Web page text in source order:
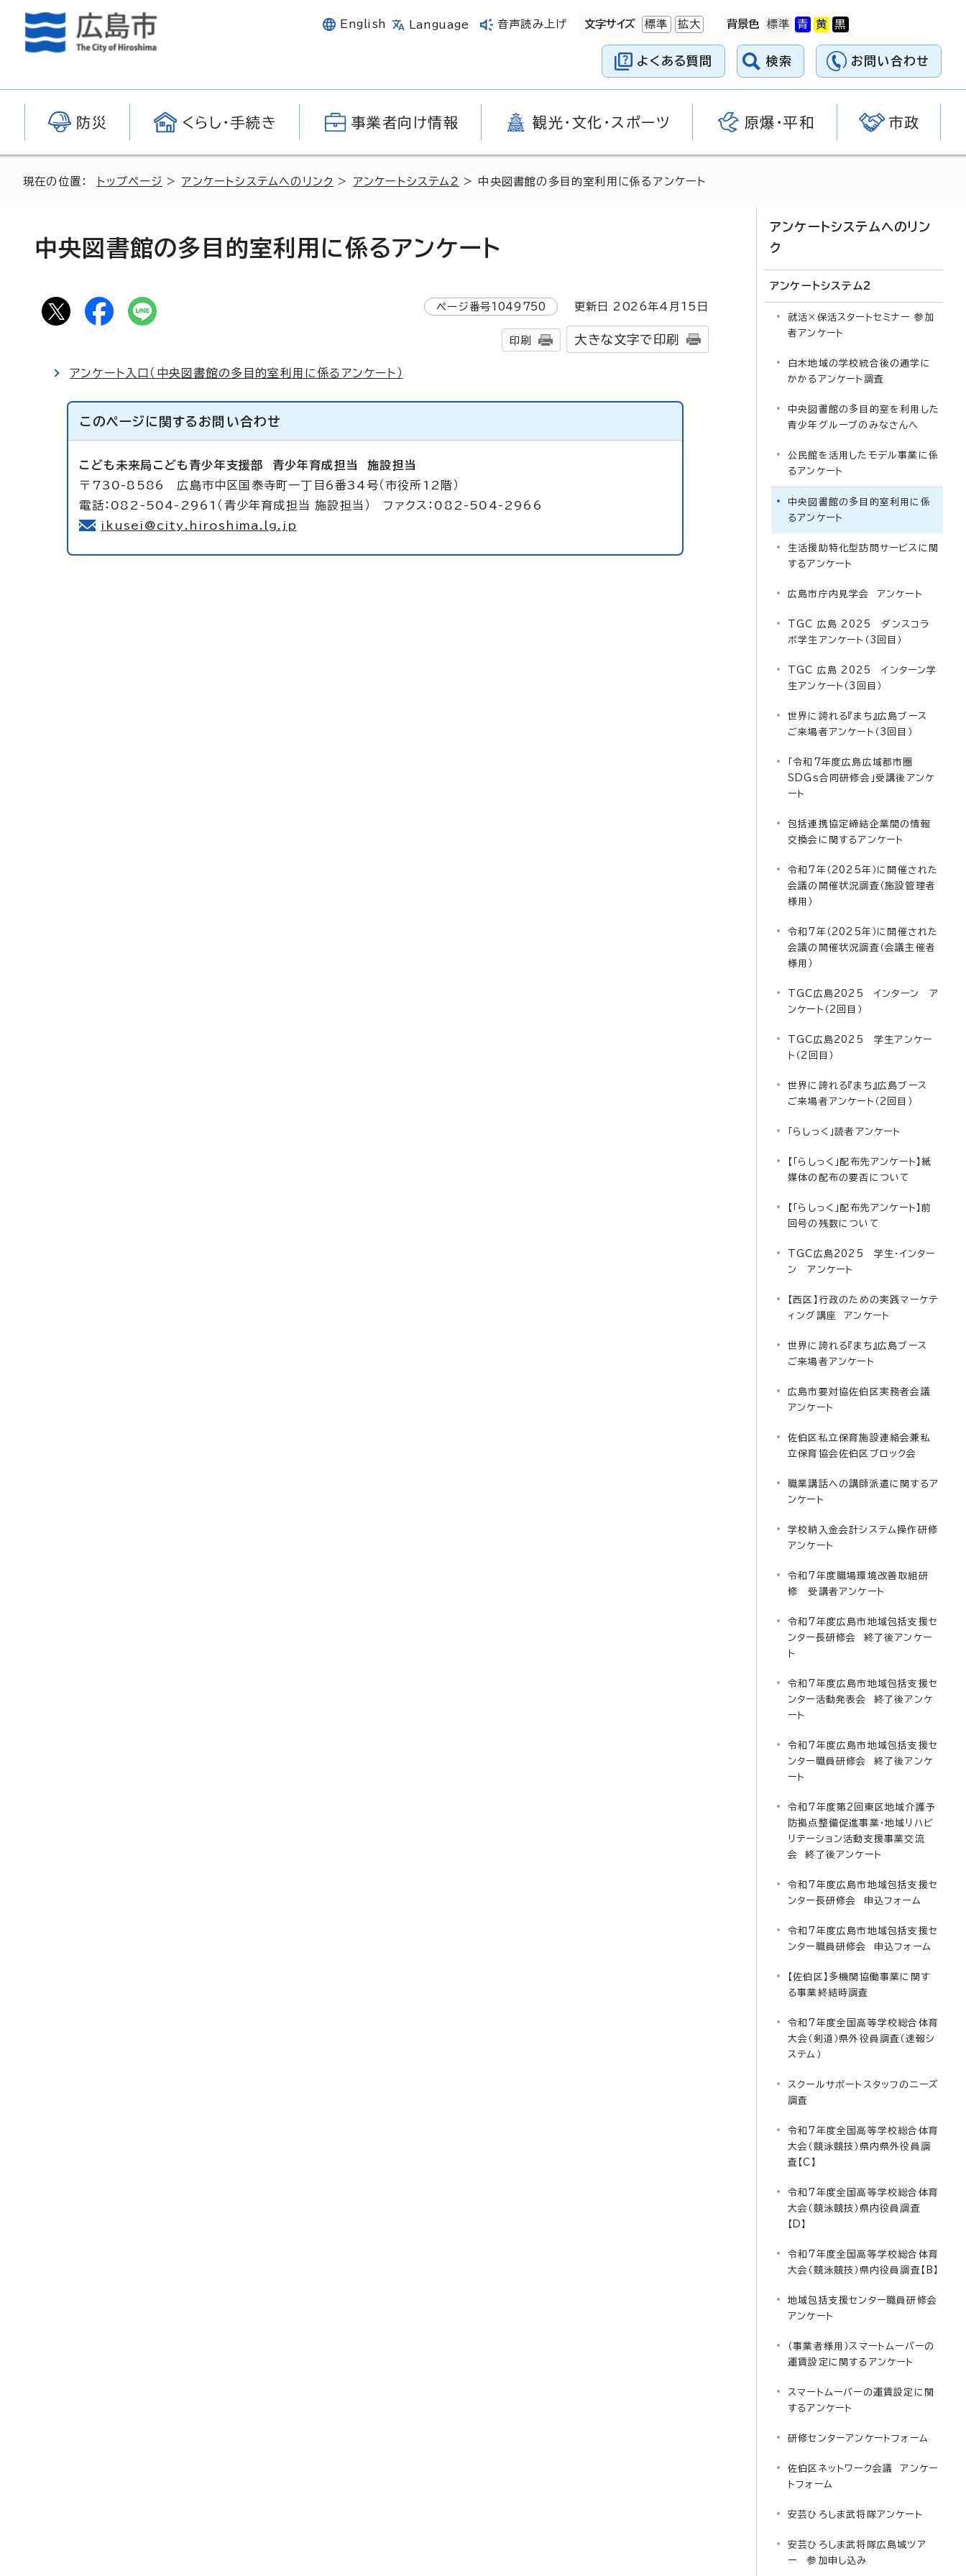
English Language 音声読み上げ 文字サイズ 標準 拡大 背景色
よくある質問 検索 お問い合わせ
防災 くらし・手続き 事業者向け情報 観光・文化・スポーツ 原爆・平和 市政
現在の位置： トップページ > アンケートシステムへのリンク > アンケートシステム2 > 中央図書館の多目的室利用に係るアンケート
中央図書館の多目的室利用に係るアンケート
ページ番号1049750 更新日 2026年4月 15 日
印刷 大きな文字で印刷
アンケート入口（中央図書館の多目的室利用に係るアンケート）
このページに関する お問い合わせ
こども未来局こども青少年支援部 青少年育成担当 施設担当
〒730-8586 広島市中区国泰寺町一丁目6番34号（市役所12階）
電話：082-504-2961（青少年育成担当 施設担当） ファクス：082-504-2966
ikusei@city.hiroshima.lg.jp
アンケートシステムへのリン
ク
アンケートシステム2
就活×保活スタートセミナー 参加
者アンケート
白木地域の学校統合後の通学に
かかるアンケート調査
中央図書館の多目的室を利用した
青少年グループのみなさんへ
公民館を活用したモデル事業に係
るアンケート
中央図書館の多目的室利用に係
るアンケート
生活援助特化型訪問サービスに関
するアンケート
広島市庁内見学会 アンケート
TGC 広島 2025 ダンスコラ
ボ学生アンケート（3回目）
TGC 広島 2025 インターン学
生アンケート（3回目）
世界に誇れる『まち』広島ブース
ご来場者アンケート（3回目）
「令和7年度広島広域都市圏
SDGs合同研修会」受講後アンケ
ート
包括連携協定締結企業間の情報
交換会に関するアンケート
令和7年（2025年）に開催された
会議の開催状況調査（施設管理者
様用）
令和7年（2025年）に開催された
会議の開催状況調査（会議主催者
様用）
TGC広島2025 インターン ア
ンケート（2回目）
TGC広島2025 学生アンケー
ト（2回目）
世界に誇れる『まち』広島ブース
ご来場者アンケート（2回目）
「らしっく」読者アンケート
【「らしっく」配布先アンケート】紙
媒体の配布の要否について
【「らしっく」配布先アンケート】前
回号の残数について
TGC広島2025 学生・インター
ン アンケート
【西区】行政のための実践マーケテ
ィング講座 アンケート
世界に誇れる『まち』広島ブース
ご来場者アンケート
広島市要対協佐伯区実務者会議
アンケート
佐伯区私立保育施設連絡会兼私
立保育協会佐伯区ブロック会
職業講話への講師派遣に関するア
ンケート
学校納入金会計システム操作研修
アンケート
令和7年度職場環境改善取組研
修 受講者アンケート
令和7年度広島市地域包括支援セ
ンター長研修会 終了後アンケー
ト
令和7年度広島市地域包括支援セ
ンター活動発表会 終了後アンケ
ート
令和7年度広島市地域包括支援セ
ンター職員研修会 終了後アンケ
ート
令和7年度第2回東区地域介護予
防拠点整備促進事業・地域リハビ
リテーション活動支援事業交流
会 終了後アンケート
令和7年度広島市地域包括支援セ
ンター長研修会 申込フォーム
令和7年度広島市地域包括支援セ
ンター職員研修会 申込フォーム
【佐伯区】多機関協働事業に関す
る事業終結時調査
令和7年度全国高等学校総合体育
大会（剣道）県外役員調査（速報シ
ステム）
スクールサポートスタッフのニーズ
調査
令和7年度全国高等学校総合体育
大会（競泳競技）県内県外役員調
査【C】
令和7年度全国高等学校総合体育
大会（競泳競技）県内役員調査
【D】
令和7年度全国高等学校総合体育
大会（競泳競技）県内役員調査【B】
地域包括支援センター職員研修会
アンケート
（事業者様用）スマートムーバーの
運賃設定に関するアンケート
スマートムーバーの運賃設定に関
するアンケート
研修センターアンケートフォーム
佐伯区ネットワーク会議 アンケー
トフォーム
安芸ひろしま武将隊アンケート
安芸ひろしま武将隊広島城ツア
ー 参加申し込み